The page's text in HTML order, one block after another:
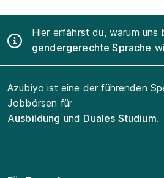
Hier erfährst du, warum uns
gendergerechte Sprache
Azubiyo ist eine der führenden
Jobbörsen für
Ausbildung und Duales Studium.